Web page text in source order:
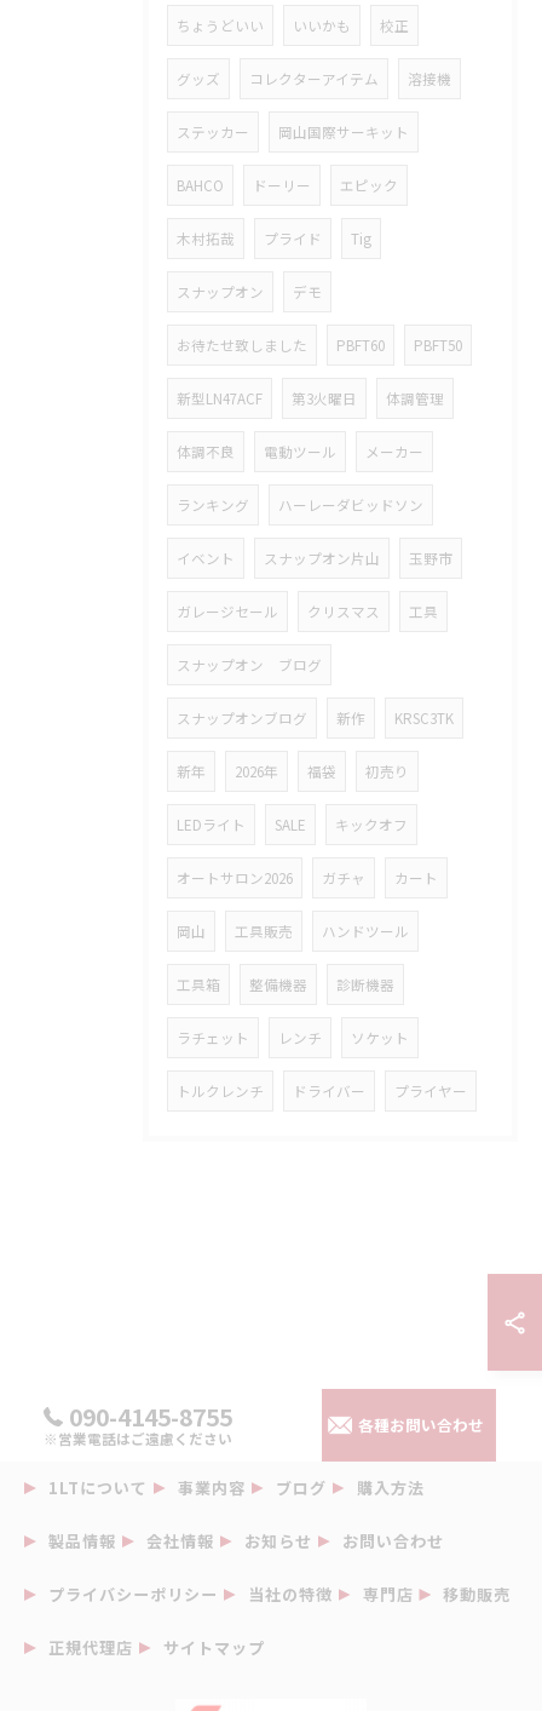
ちょうどいい いいかも 校正
グッズ コレクターアイテム 溶接機
ステッカー 岡山国際サーキット
BAHCO ドーリー エピック
木村拓哉 プライド Tig
スナップオン デモ
お待たせ致しました PBFT60 PBFT50
新型LN47ACF 第3火曜日 体調管理
体調不良 電動ツール メーカー
ランキング ハーレーダビッドソン
イベント スナップオン片山 玉野市
ガレージセール クリスマス 工具
スナップオン ブログ
スナップオンブログ 新作 KRSC3TK
新年 2026年 福袋 初売り
LEDライト SALE キックオフ
オートサロン2026 ガチャ カート
岡山 工具販売 ハンドツール
工具箱 整備機器 診断機器
ラチェット レンチ ソケット
トルクレンチ ドライバー プライヤー
090-4145-8755
※営業電話はご遠慮ください
各種お問い合わせ
1LTについて 事業内容 ブログ 購入方法
製品情報 会社情報 お知らせ お問い合わせ
プライバシーポリシー 当社の特徴 専門店 移動販売
正規代理店 サイトマップ